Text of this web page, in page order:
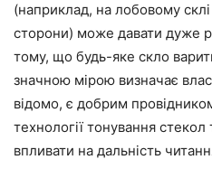
(наприклад, на лобовому
сторони) може давати дуже
тому, що будь-яке скло
значною мірою визначає
відомо, є добрим
технології тонування
впливати на дальність